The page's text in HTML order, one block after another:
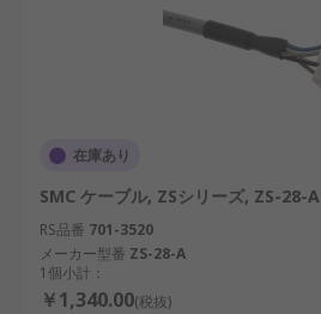
在庫あり
SMC ケーブル, ZSシリーズ, ZS-28-A
RS品番 701-3520
メーカー型番 ZS-28-A
1個小計：
￥1,340.00(税抜)